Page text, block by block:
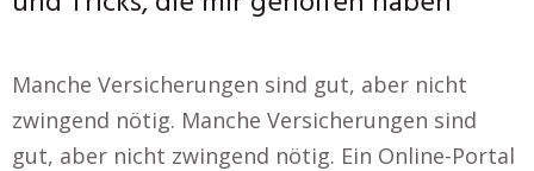
Manche Versicherungen sind gut, aber nicht
zwingend nötig. Manche Versicherungen sind
gut, aber nicht zwingend nötig. Ein Online-Portal